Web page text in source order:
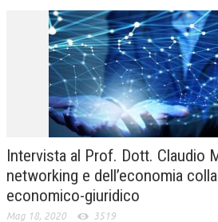
PUBBLICAZIONI
BOLLETTINO FINANZIAMENTI
TELEGRAM
DOCUMENTI
MANUALI E MONOGRAFIE
TESI DI LAUREA
MATERIALE DIDATTICO
Intervista al Prof. Dott. Claudio
networking e dell’economia
economico-giuridico
Mag 18, 2020 3519